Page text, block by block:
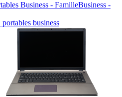
Business -
business